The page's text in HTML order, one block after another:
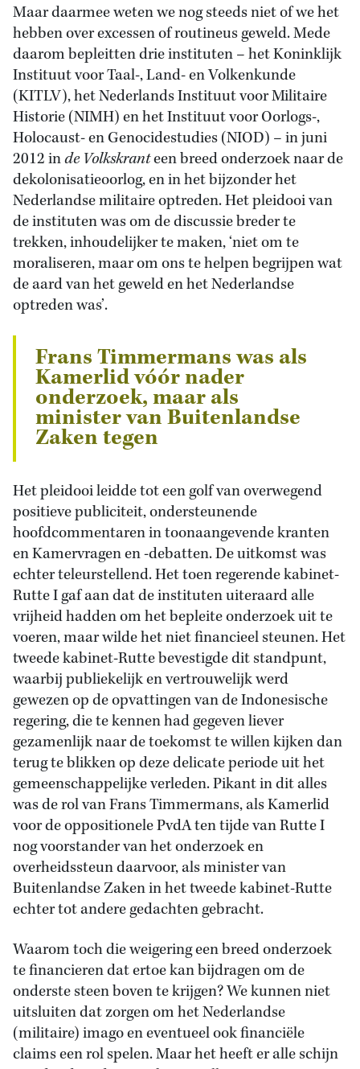
Maar daarmee weten we nog steeds niet of we het
hebben over excessen of routineus geweld. Mede
daarom bepleitten drie instituten – het Koninklijk
Instituut voor Taal-, Land- en Volkenkunde
(KITLV), het Nederlands Instituut voor Militaire
Historie (NIMH) en het Instituut voor Oorlogs-,
Holocaust- en Genocidestudies (NIOD) – in juni
2012 inde Volkskranteen breed onderzoek naar de
dekolonisatieoorlog, en in het bijzonder het
Nederlandse militaire optreden. Het pleidooi van
de instituten was om de discussie breder te
trekken, inhoudelijker te maken, ‘niet om te
moraliseren, maar om ons te helpen begrijpen wat
de aard van het geweld en het Nederlandse
optreden was’.
Frans Timmermans was als
Kamerlid vóór nader
onderzoek, maar als
minister van Buitenlandse
Zaken tegen
Het pleidooi leidde tot een golf van overwegend
positieve publiciteit, ondersteunende
hoofdcommentaren in toonaangevende kranten
en Kamervragen en -debatten. De uitkomst was
echter teleurstellend. Het toen regerende kabinet-
Rutte I gaf aan dat de instituten uiteraard alle
vrijheid hadden om het bepleite onderzoek uit te
voeren, maar wilde het niet financieel steunen. Het
tweede kabinet-Rutte bevestigde dit standpunt,
waarbij publiekelijk en vertrouwelijk werd
gewezen op de opvattingen van de Indonesische
regering, die te kennen had gegeven liever
gezamenlijk naar de toekomst te willen kijken dan
terug te blikken op deze delicate periode uit het
gemeenschappelijke verleden. Pikant in dit alles
was de rol van Frans Timmermans, als Kamerlid
voor de oppositionele PvdA ten tijde van Rutte I
nog voorstander van het onderzoek en
overheidssteun daarvoor, als minister van
Buitenlandse Zaken in het tweede kabinet-Rutte
echter tot andere gedachten gebracht.
Waarom toch die weigering een breed onderzoek
te financieren dat ertoe kan bijdragen om de
onderste steen boven te krijgen? We kunnen niet
uitsluiten dat zorgen om het Nederlandse
(militaire) imago en eventueel ook financiële
claims een rol spelen. Maar het heeft er alle schijn